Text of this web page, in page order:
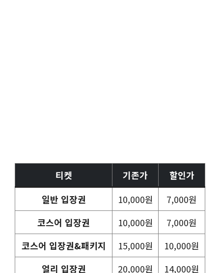
티켓 기존가
할인가
일반 입장권
10,000원
7,000원
코스어 입장권
10,000원
7,000원
코스어 입장권&패키지
15,000원
10,000원
얼리 입장권
20,000원 14,000원